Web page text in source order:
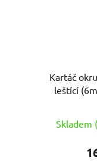
Kartáč
leštící
Skladem